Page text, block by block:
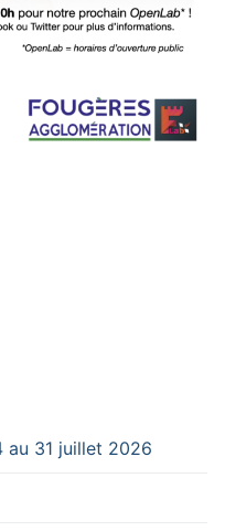
au 31 juillet 2026